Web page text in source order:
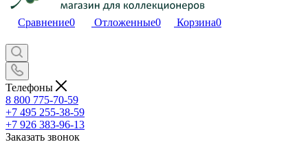
Сравнение0 Отложенные0 Корзина0
Телефоны
8 800 775-70-59
+7 495 255-38-59
+7 926 383-96-13
Заказать звонок